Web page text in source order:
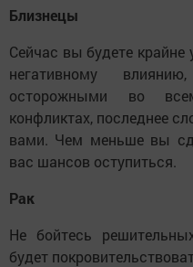
Близнецы
Сейчас вы будете
негативному
осторожными во
конфликтах, последнее
вами. Чем меньше вы
вас шансов оступиться.
Рак
Не бойтесь
будет